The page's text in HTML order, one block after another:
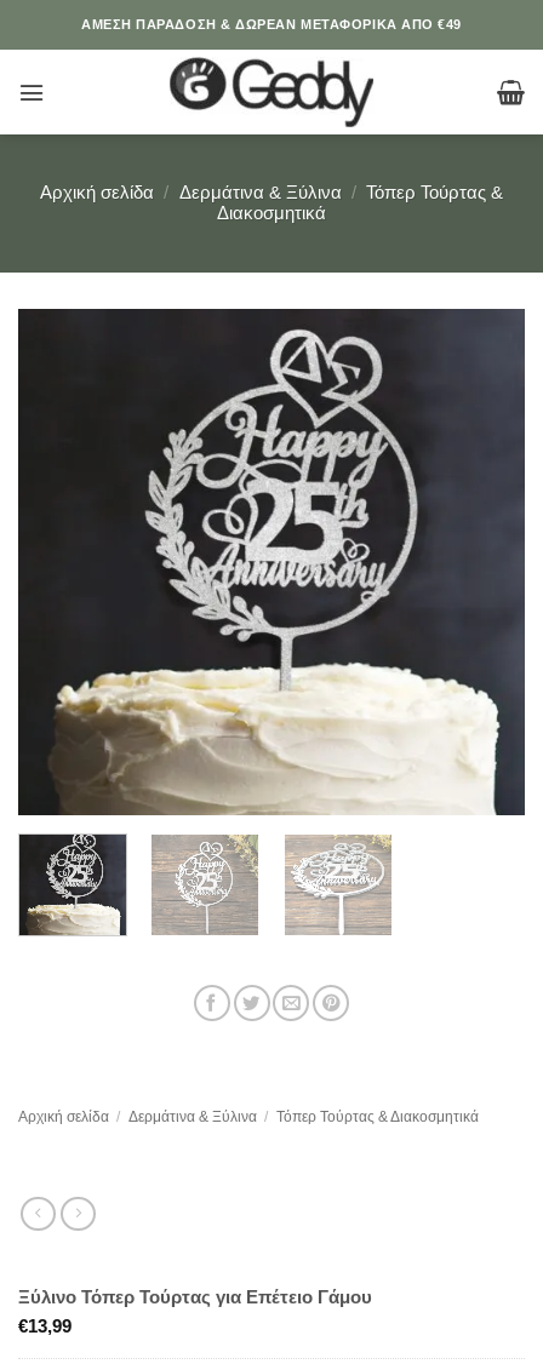
ΆΜΕΣΗ ΠΑΡΑΔΟΣΗ & ΔΩΡΕΑΝ ΜΕΤΑΦΟΡΙΚΑ ΑΠΟ €49
Αρχική σελίδα / Δερμάτινα & Ξύλινα / Τόπερ Τούρτας &
Διακοσμητικά
Αρχική σελίδα / Δερμάτινα & Ξύλινα / Τόπερ Τούρτας & Διακοσμητικά
Ξύλινο Τόπερ Τούρτας για Επέτειο Γάμου
€13,99